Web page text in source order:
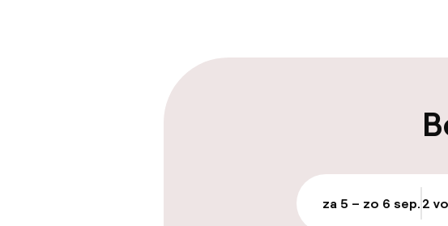
Parkeergelegenheid op
€ 30,00 per dag
Openbaar parkeren
za 5 – zo 6 sep.2